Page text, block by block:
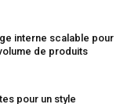
interne scalable pour
de produits
pour un style